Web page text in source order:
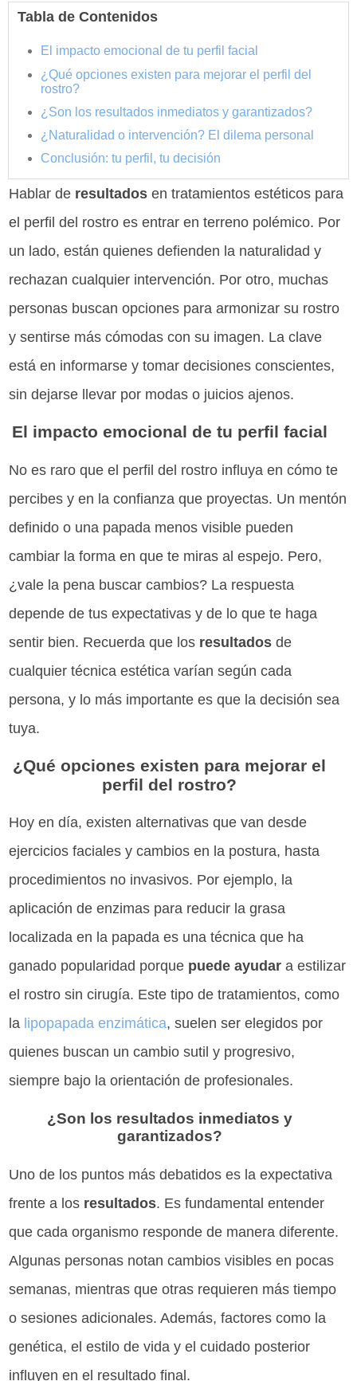
Tabla de Contenidos
El impacto emocional de tu perfil facial
¿Qué opciones existen para mejorar el perfil del
rostro?
¿Son los resultados inmediatos y garantizados?
¿Naturalidad o intervención? El dilema personal
Conclusión: tu perfil, tu decisión
Hablar de resultados en tratamientos estéticos para
el perfil del rostro es entrar en terreno polémico. Por
un lado, están quienes defienden la naturalidad y
rechazan cualquier intervención. Por otro, muchas
personas buscan opciones para armonizar su rostro
y sentirse más cómodas con su imagen. La clave
está en informarse y tomar decisiones conscientes,
sin dejarse llevar por modas o juicios ajenos.
El impacto emocional de tu perfil facial
No es raro que el perfil del rostro influya en cómo te
percibes y en la confianza que proyectas. Un mentón
definido o una papada menos visible pueden
cambiar la forma en que te miras al espejo. Pero,
¿vale la pena buscar cambios? La respuesta
depende de tus expectativas y de lo que te haga
sentir bien. Recuerda que los resultados de
cualquier técnica estética varían según cada
persona, y lo más importante es que la decisión sea
tuya.
¿Qué opciones existen para mejorar el
perfil del rostro?
Hoy en día, existen alternativas que van desde
ejercicios faciales y cambios en la postura, hasta
procedimientos no invasivos. Por ejemplo, la
aplicación de enzimas para reducir la grasa
localizada en la papada es una técnica que ha
ganado popularidad porque puede ayudar a estilizar
el rostro sin cirugía. Este tipo de tratamientos, como
la lipopapada enzimática, suelen ser elegidos por
quienes buscan un cambio sutil y progresivo,
siempre bajo la orientación de profesionales.
¿Son los resultados inmediatos y
garantizados?
Uno de los puntos más debatidos es la expectativa
frente a los resultados. Es fundamental entender
que cada organismo responde de manera diferente.
Algunas personas notan cambios visibles en pocas
semanas, mientras que otras requieren más tiempo
o sesiones adicionales. Además, factores como la
genética, el estilo de vida y el cuidado posterior
influyen en el resultado final.